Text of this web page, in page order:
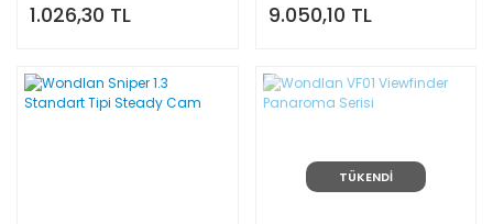
1.026,30 TL 9.050,10 TL
TÜKENDİ